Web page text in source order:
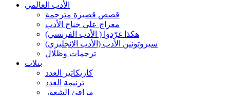
الأدب العالمي
قصص قصيرة مترجمة
معراج على جناح الأدب
هكذا غرّدوا ( الأدب الفرنسي)
سيروتونين الأدب (الأدب الإنجليزي)
ترجمات وظلال
بتلات
كاريكاتير العدد
ترنيمة العدد
مرافئ الشعور